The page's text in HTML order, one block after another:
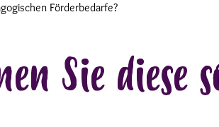
Förderbedarfe?
Sie diese